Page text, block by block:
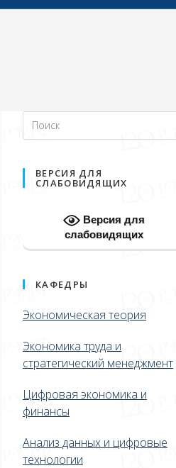
ВЕРСИЯ ДЛЯ
СЛАБОВИДЯЩИХ
Версия для
слабовидящих
КАФЕДРЫ
Экономическая теория
Экономика труда и
стратегический менеджмент
Цифровая экономика и
финансы
Анализ данных и цифровые
технологии